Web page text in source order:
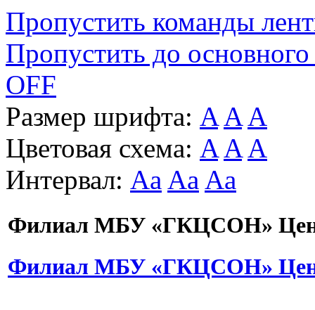
Пропустить команды
Пропустить до основного
OFF
Размер шрифта: A A A
Цветовая схема: A A A
Интервал: Aa Aa Aa
Филиал МБУ «ГКЦСОН»
Филиал МБУ «ГКЦСОН»